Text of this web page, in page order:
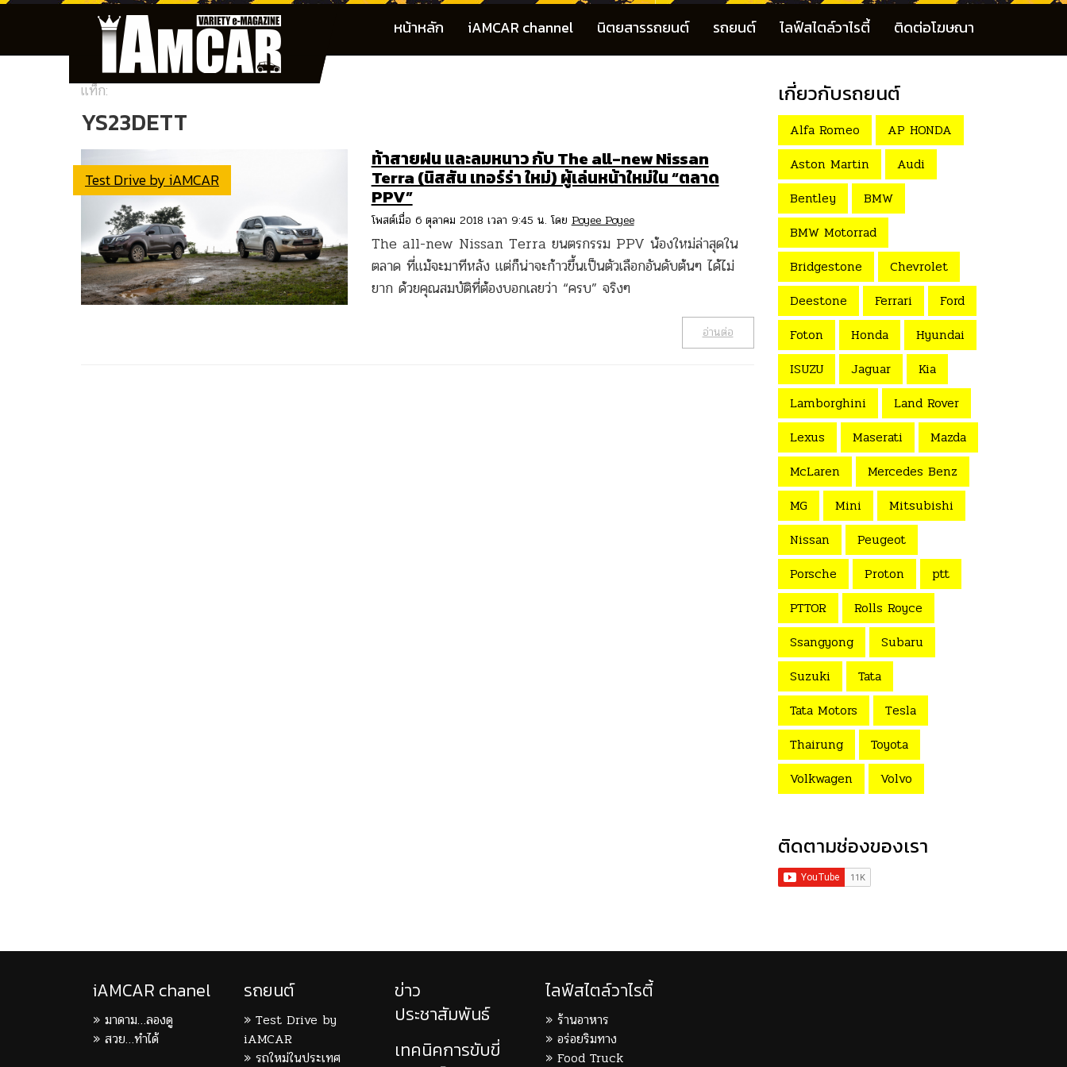
หน้าหลัก iAMCAR channel นิตยสารรถยนต์ รถยนต์ ไลฟ์สไตล์วาไรตี้ ติดต่อโฆษณา
แท็ก:
YS23DETT
Test Drive by iAMCAR
ท้าสายฝน และลมหนาว กับ The all-new Nissan
Terra (นิสสัน เทอร์ร่า ใหม่) ผู้เล่นหน้าใหม่ใน “ตลาด
PPV”
โพสต์เมื่อ 6 ตุลาคม 2018 เวลา 9:45 น. โดย Poyee Poyee
The all-new Nissan Terra ยนตรกรรม PPV น้องใหม่ล่าสุดใน
ตลาด ที่แม้จะมาทีหลัง แต่ก็น่าจะก้าวขึ้นเป็นตัวเลือกอันดับต้นๆ ได้ไม่
ยาก ด้วยคุณสมบัติที่ต้องบอกเลยว่า “ครบ” จริงๆ
อ่านต่อ
เกี่ยวกับรถยนต์
Alfa Romeo
AP HONDA
Aston Martin
Audi
Bentley
BMW
BMW Motorrad
Bridgestone
Chevrolet
Deestone
Ferrari
Ford
Foton
Honda
Hyundai
ISUZU
Jaguar
Kia
Lamborghini
Land Rover
Lexus
Maserati
Mazda
McLaren
Mercedes Benz
MG
Mini
Mitsubishi
Nissan
Peugeot
Porsche
Proton
ptt
PTTOR
Rolls Royce
Ssangyong
Subaru
Suzuki
Tata
Tata Motors
Tesla
Thairung
Toyota
Volkwagen
Volvo
ติดตามช่องของเรา
iAMCAR chanel
มาดาม…ลองดู
สวย…ทำได้
รถยนต์
Test Drive by
iAMCAR
รถใหม่ในประเทศ
ข่าว
ประชาสัมพันธ์
เทคนิคการขับขี่
ไลฟ์สไตล์วาไรตี้
ร้านอาหาร
อร่อยริมทาง
Food Truck